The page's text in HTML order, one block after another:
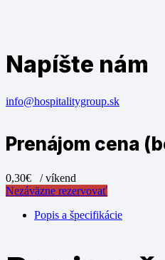
Napíšte nám
info@hospitalitygroup.sk
Prenájom cena
0,30€ / víkend
Nezáväzne rezervovať
Popis a špecifikácie